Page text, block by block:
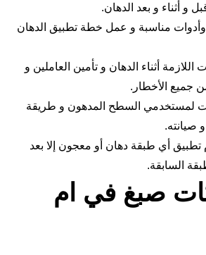
و أثناء و بعد الدهان.
وأدوات مناسبة و عمل خطة تطبيق الدهان
اللازمة أثناء الدهان و تأمين العاملين و
جميع الأخطار.
لمستخدمي السطح المدهون و طريقة
صيانته.
تطبيق أي طبقة دهان أو معجون إلا بعد
السابقة.
صبغ في ام